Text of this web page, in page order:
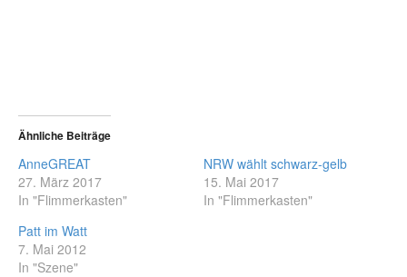
Ähnliche Beiträge
AnneGREAT
27. März 2017
In "Flimmerkasten"
NRW wählt schwarz-gelb
15. Mai 2017
In "Flimmerkasten"
Patt im Watt
7. Mai 2012
In "Szene"